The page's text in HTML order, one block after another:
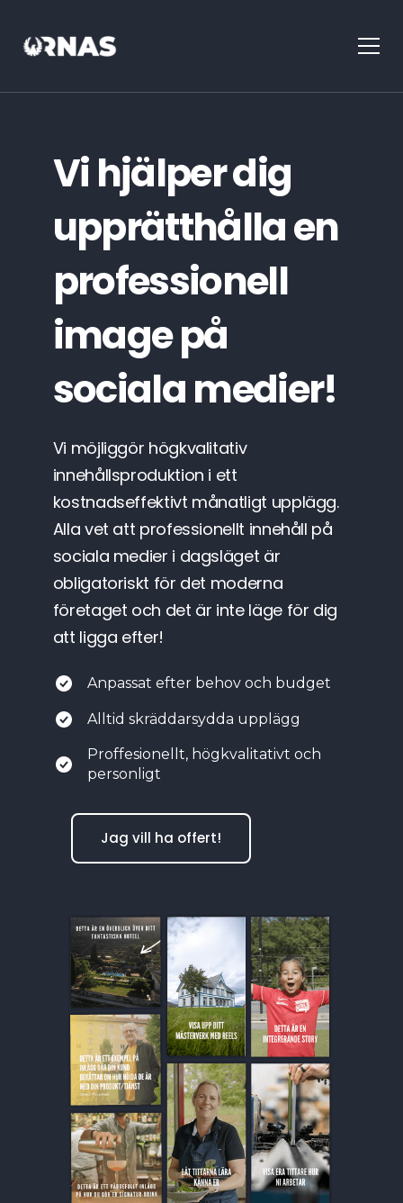
Vi hjälper dig
upprätthålla en
professionell
image på
sociala medier!
Vi möjliggör högkvalitativ
innehållsproduktion i ett
kostnadseffektivt månatligt upplägg.
Alla vet att professionellt innehåll på
sociala medier i dagsläget är
obligatoriskt för det moderna
företaget och det är inte läge för dig
att ligga efter!
Anpassat efter behov och budget
Alltid skräddarsydda upplägg
Proffesionellt, högkvalitativt och
personligt
Jag vill ha offert!